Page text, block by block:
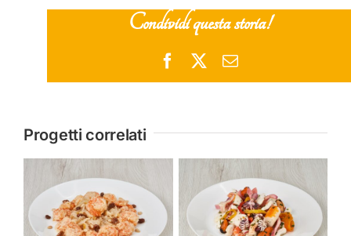
Condividi questa storia!
FacebookEmail
Progetti correlati